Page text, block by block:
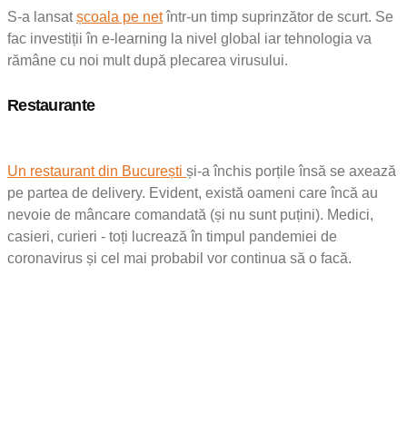
S-a lansatșcoala pe netîntr-un timp suprinzător de scurt. Se
fac investiții în e-learning la nivel global iar tehnologia va
rămâne cu noi mult după plecarea virusului.
Restaurante
Un restaurant din București și-a închis porțile însă se axează
pe partea de delivery. Evident, există oameni care încă au
nevoie de mâncare comandată (și nu sunt puțini). Medici,
casieri, curieri - toți lucrează în timpul pandemiei de
coronavirus și cel mai probabil vor continua să o facă.